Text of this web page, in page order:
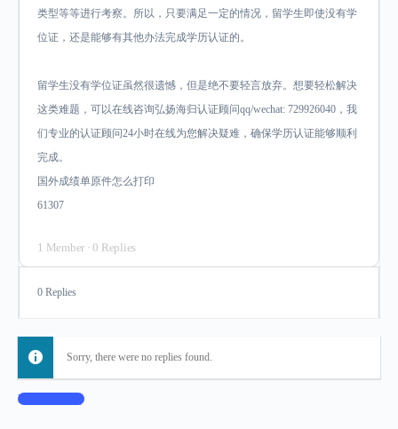
类型等等进行考察。所以，只要满足一定的情况，留学生即使没有学
位证，还是能够有其他办法完成学历认证的。
留学生没有学位证虽然很遗憾，但是绝不要轻言放弃。想要轻松解决
这类难题，可以在线咨询弘扬海归认证顾问qq/wechat: 729926040，我
们专业的认证顾问24小时在线为您解决疑难，确保学历认证能够顺利
完成。
国外成绩单原件怎么打印
61307
1 Member · 0 Replies
0 Replies
Sorry, there were no replies found.
Log In to Reply